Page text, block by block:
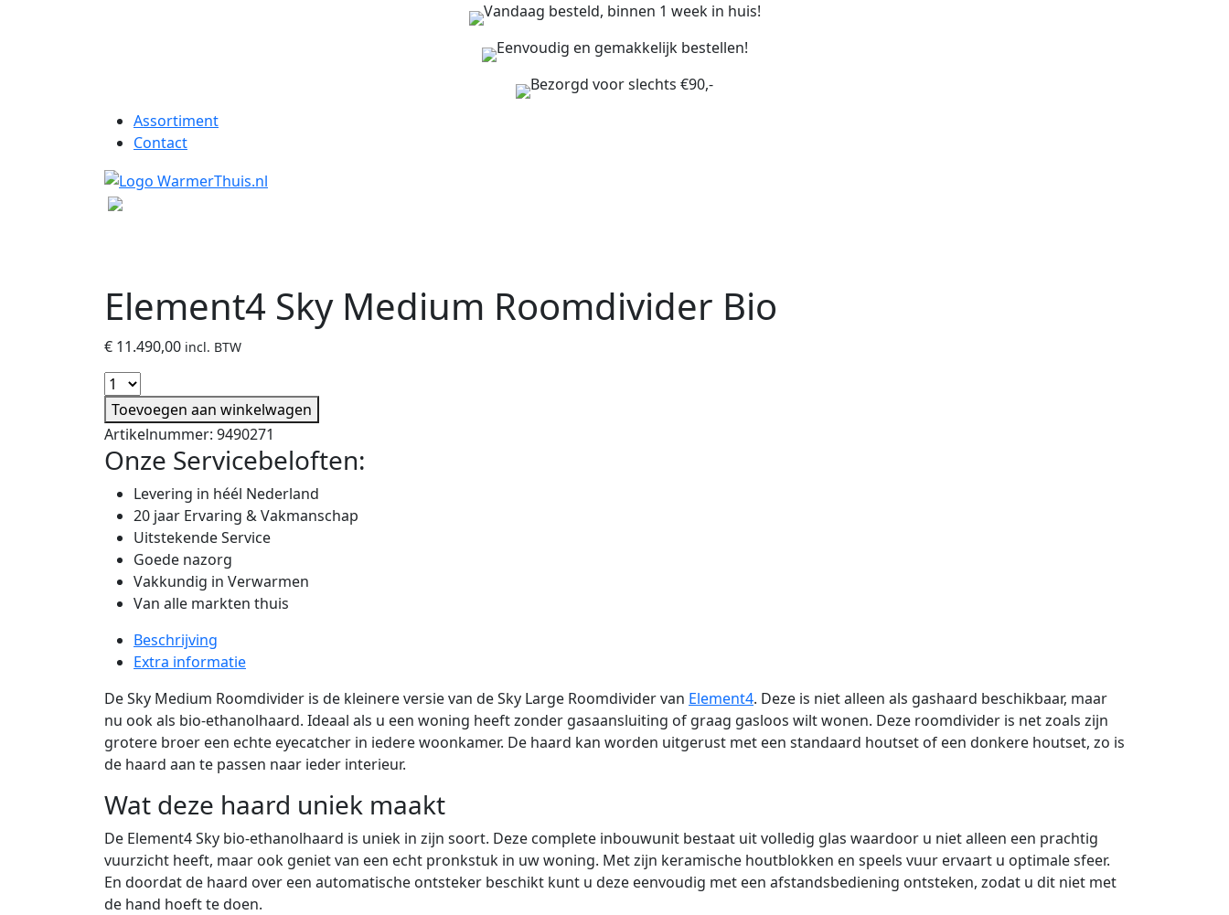
Vandaag besteld, binnen 1 week in huis!
Eenvoudig en gemakkelijk bestellen!
Bezorgd voor slechts €90,-
Assortiment
Contact
Element4 Sky Medium Roomdivider Bio
€ 11.490,00 incl. BTW
Toevoegen aan winkelwagen
Artikelnummer: 9490271
Onze Servicebeloften:
Levering in héél Nederland
20 jaar Ervaring & Vakmanschap
Uitstekende Service
Goede nazorg
Vakkundig in Verwarmen
Van alle markten thuis
Beschrijving
Extra informatie
De Sky Medium Roomdivider is de kleinere versie van de Sky Large Roomdivider van Element4. Deze is niet alleen als gashaard beschikbaar, maar
nu ook als bio-ethanolhaard. Ideaal als u een woning heeft zonder gasaansluiting of graag gasloos wilt wonen. Deze roomdivider is net zoals zijn
grotere broer een echte eyecatcher in iedere woonkamer. De haard kan worden uitgerust met een standaard houtset of een donkere houtset, zo is
de haard aan te passen naar ieder interieur.
Wat deze haard uniek maakt
De Element4 Sky bio-ethanolhaard is uniek in zijn soort. Deze complete inbouwunit bestaat uit volledig glas waardoor u niet alleen een prachtig
vuurzicht heeft, maar ook geniet van een echt pronkstuk in uw woning. Met zijn keramische houtblokken en speels vuur ervaart u optimale sfeer.
En doordat de haard over een automatische ontsteker beschikt kunt u deze eenvoudig met een afstandsbediening ontsteken, zodat u dit niet met
de hand hoeft te doen.